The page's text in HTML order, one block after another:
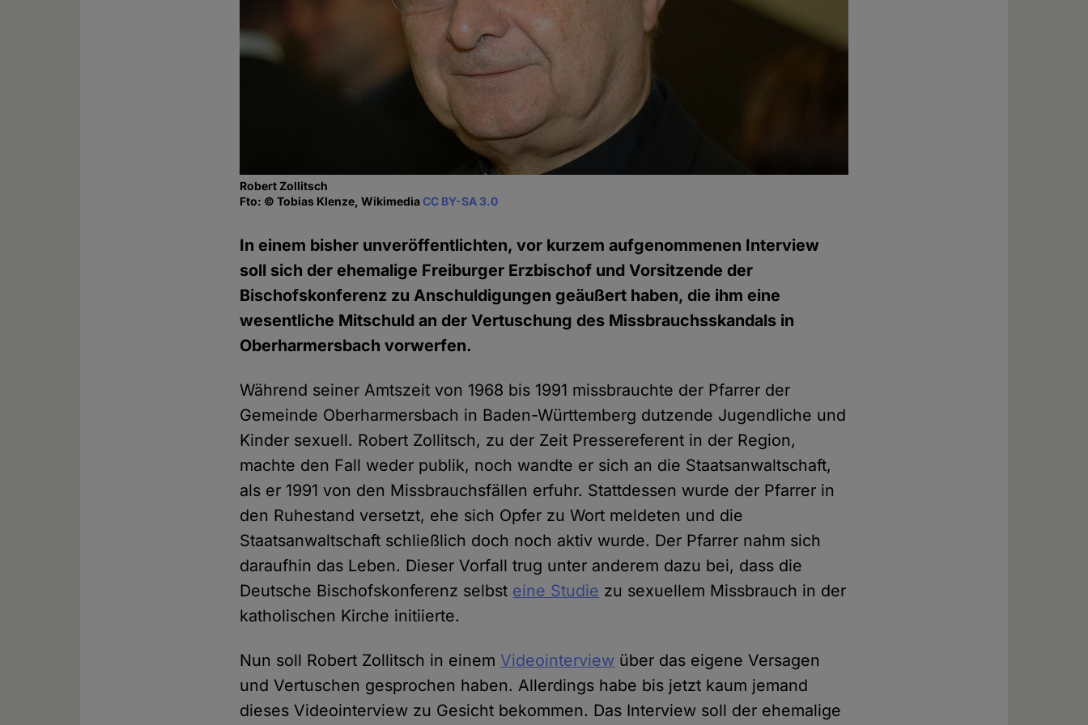
Robert Zollitsch
Fto: © Tobias Klenze, WikimediaCC BY-SA 3.0
In einem bisher unveröffentlichten, vor kurzem aufgenommenen Interview
soll sich der ehemalige Freiburger Erzbischof und Vorsitzende der
Bischofskonferenz zu Anschuldigungen geäußert haben, die ihm eine
wesentliche Mitschuld an der Vertuschung des Missbrauchsskandals in
Oberharmersbach vorwerfen.
Während seiner Amtszeit von 1968 bis 1991 missbrauchte der Pfarrer der
Gemeinde Oberharmersbach in Baden-Württemberg dutzende Jugendliche und
Kinder sexuell. Robert Zollitsch, zu der Zeit Pressereferent in der Region,
machte den Fall weder publik, noch wandte er sich an die Staatsanwaltschaft,
als er 1991 von den Missbrauchsfällen erfuhr. Stattdessen wurde der Pfarrer in
den Ruhestand versetzt, ehe sich Opfer zu Wort meldeten und die
Staatsanwaltschaft schließlich doch noch aktiv wurde. Der Pfarrer nahm sich
daraufhin das Leben. Dieser Vorfall trug unter anderem dazu bei, dass die
Deutsche Bischofskonferenz selbst eine Studie zu sexuellem Missbrauch in der
katholischen Kirche initiierte.
Nun soll Robert Zollitsch in einem Videointerview über das eigene Versagen
und Vertuschen gesprochen haben. Allerdings habe bis jetzt kaum jemand
dieses Videointerview zu Gesicht bekommen. Das Interview soll der ehemalige